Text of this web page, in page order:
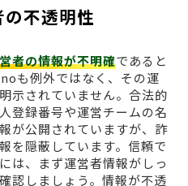
不透明性
者の情報が不明確であると
も例外ではなく、その運
示されていません。合法的
登録番号や運営チームの名
が公開されていますが、詐
を隠蔽しています。信頼で
は、まず運営者情報がしっ
認しましょう。情報が不透